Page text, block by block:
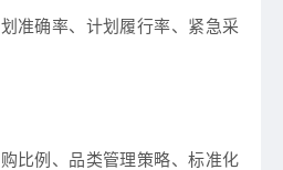
准确率、计划履行率、紧急采
比例、品类管理策略、标准化